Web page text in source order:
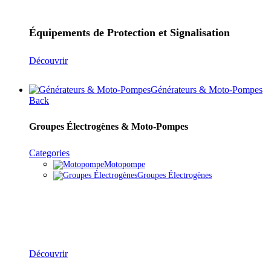
Équipements de Protection et Signalisation
Découvrir
Générateurs & Moto-Pompes
Back
Groupes Électrogènes & Moto-Pompes
Categories
Motopompe
Groupes Électrogènes
Découvrir